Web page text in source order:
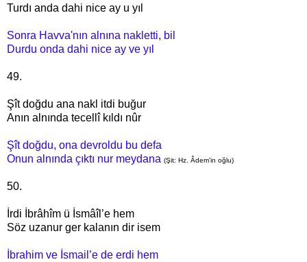
Turdı anda dahi nice ay u yıl
Sonra Havva'nın alnına nakletti, bil
Durdu onda dahi nice ay ve yıl
49.
Şît doğdu ana nakl itdi buğur
Anın alnında tecellî kıldı nûr
Şît doğdu, ona devroldu bu defa
Onun alnında çıktı nur meydana (Şit: Hz. Âdem'in oğlu)
50.
İrdi İbrâhîm ü İsmâîl’e hem
Söz uzanur ger kalanın dir isem
İbrahim ve İsmail’e de erdi hem